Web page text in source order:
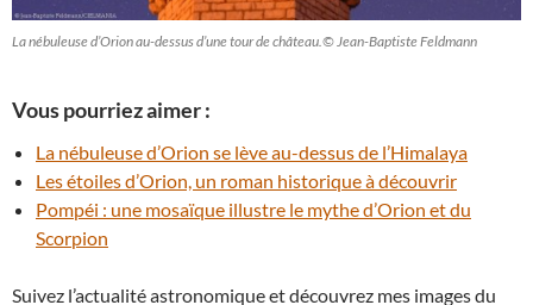
La nébuleuse d’Orion au-dessus d’une tour de château.© Jean-Baptiste Feldmann
Vous pourriez aimer :
La nébuleuse d’Orion se lève au-dessus de l’Himalaya
Les étoiles d’Orion, un roman historique à découvrir
Pompéi : une mosaïque illustre le mythe d’Orion et du
Scorpion
Suivez l’actualité astronomique et découvrez mes images du